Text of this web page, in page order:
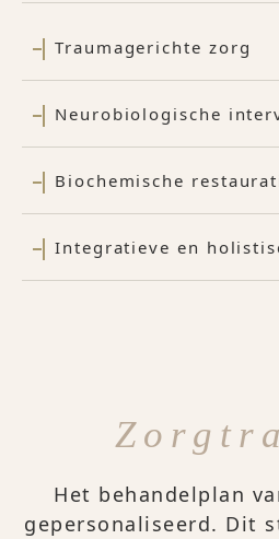
Traumagerichte zorg
Neurobiologische
Biochemische
Integratieve en
Het behandelplan
gepersonaliseerd. Dit